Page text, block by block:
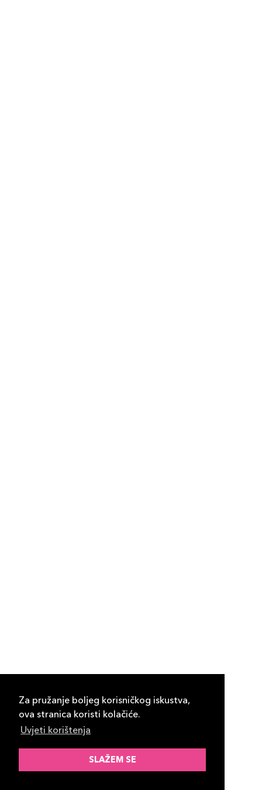
Za pružanje boljeg korisničkog iskustva,
ova stranica koristi kolačiće.
Uvjeti korištenja
SLAŽEM SE